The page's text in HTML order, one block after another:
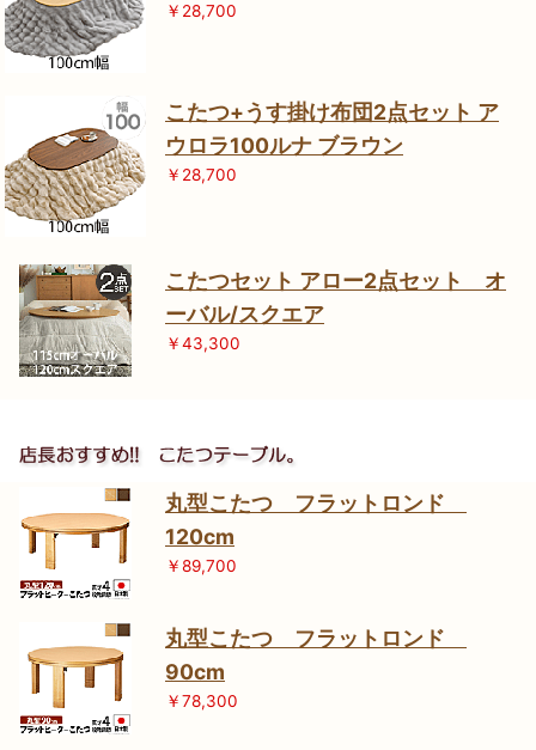
￥28,700
こたつ+うす掛け布団2点セット ア
ウロラ100ルナ ブラウン
￥28,700
こたつセット アロー2点セット オ
ーバル/スクエア
￥43,300
丸型こたつ フラットロンド
120cm
￥89,700
丸型こたつ フラットロンド
90cm
￥78,300